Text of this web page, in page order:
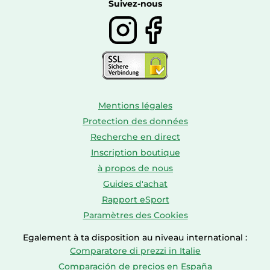
Suivez-nous
Mentions légales
Protection des données
Recherche en direct
Inscription boutique
à propos de nous
Guides d'achat
Rapport eSport
Paramètres des Cookies
Egalement à ta disposition au niveau international :
Comparatore di prezzi in Italie
Comparación de precios en España